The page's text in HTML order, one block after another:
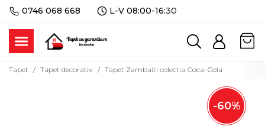
0746 068 668 L-V 08:00-16:30
Tapet Tapet decorativ Tapet Zambaiti colectia Coca-Cola
-60%